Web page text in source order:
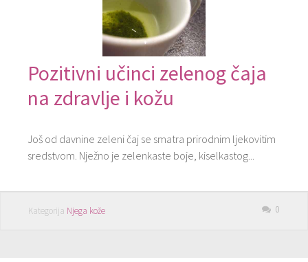
Pozitivni učinci zelenog čaja
na zdravlje i kožu
Još od davnine zeleni čaj se smatra prirodnim ljekovitim
sredstvom. Nježno je zelenkaste boje, kiselkastog...
Kategorija Njega kože 0